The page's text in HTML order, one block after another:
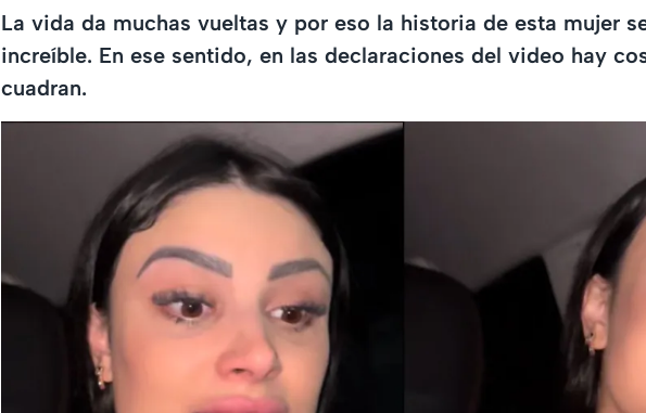
La vida da muchas vueltas y por eso la historia de esta mujer
increíble. En ese sentido, en las declaraciones del video hay
cuadran.